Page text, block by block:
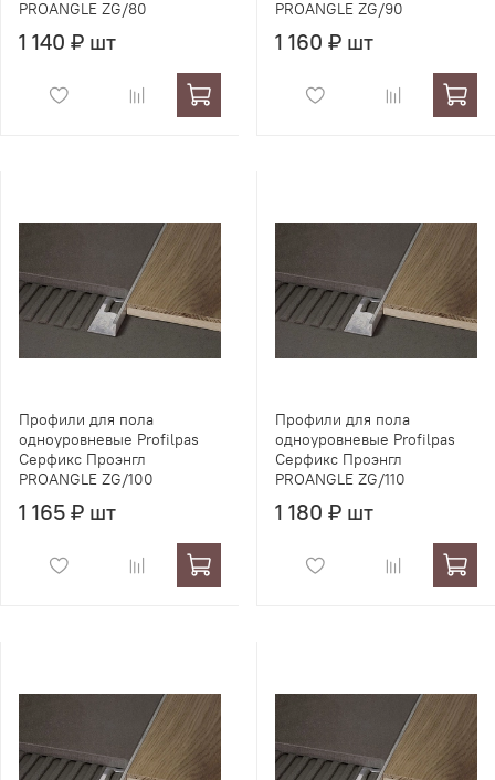
PROANGLE ZG/80
1 140 ₽ шт
PROANGLE ZG/90
1 160 ₽ шт
Профили для пола
одноуровневые Profilpas
Серфикс Проэнгл
PROANGLE ZG/100
1 165 ₽ шт
Профили для пола
одноуровневые Profilpas
Серфикс Проэнгл
PROANGLE ZG/110
1 180 ₽ шт